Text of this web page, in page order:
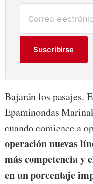
Suscribirse
Bajarán los pasajes.
Epaminondas
cuando comience a
operación nuevas
más competencia y
en un porcentaje